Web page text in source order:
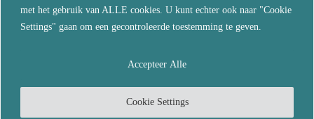
met het gebruik van ALLE cookies. U kunt echter ook naar "Cookie
Settings" gaan om een gecontroleerde toestemming te geven.
Cookie Settings
Accepteer Alle
De echte reden waarom je overal
augustus 5, 2026